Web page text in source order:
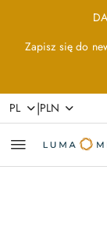
Przejdź do
Przejdź do
Przejdź do
Przejdź do
Przejdź do
Przejdź do
Zapisz się do
PL |PLN